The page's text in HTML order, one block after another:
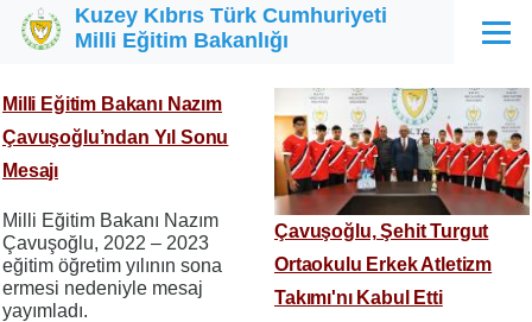
Ana içeriğe atla
Kuzey Kıbrıs Türk Cumhuriyeti
Milli Eğitim Bakanlığı
Menü
Milli Eğitim Bakanı Nazım
Çavuşoğlu’ndan Yıl Sonu
Mesajı
Milli Eğitim Bakanı Nazım
Çavuşoğlu, 2022 – 2023
eğitim öğretim yılının sona
ermesi nedeniyle mesaj
yayımladı.
Çavuşoğlu, Şehit Turgut
Ortaokulu Erkek Atletizm
Takımı'nı Kabul Etti